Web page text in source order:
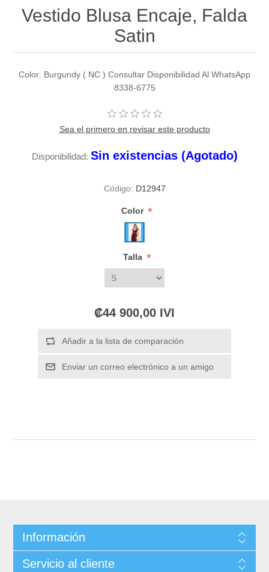
Vestido Blusa Encaje, Falda
Satin
Color: Burgundy ( NC ) Consultar Disponibilidad Al WhatsApp
8338-6775
Sea el primero en revisar este producto
Disponibilidad: Sin existencias (Agotado)
Código: D12947
Color *
Talla *
₡44 900,00 IVI
Información
Servicio al cliente